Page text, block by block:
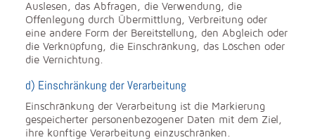
Auslesen, das Abfragen, die Verwendung, die
Offenlegung durch Übermittlung, Verbreitung oder
eine andere Form der Bereitstellung, den Abgleich oder
die Verknüpfung, die Einschränkung, das Löschen oder
die Vernichtung.
d) Einschränkung der Verarbeitung
Einschränkung der Verarbeitung ist die Markierung
gespeicherter personenbezogener Daten mit dem Ziel,
ihre künftige Verarbeitung einzuschränken.